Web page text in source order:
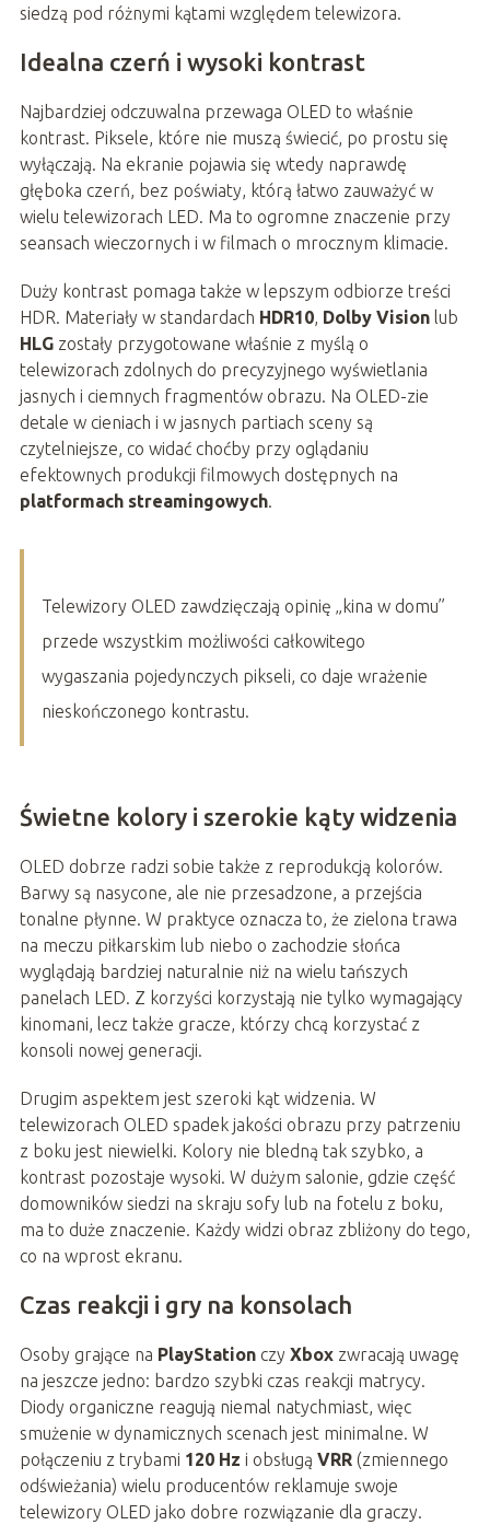
siedzą pod różnymi kątami względem telewizora.
Idealna czerń i wysoki kontrast
Najbardziej odczuwalna przewaga OLED to właśnie
kontrast. Piksele, które nie muszą świecić, po prostu się
wyłączają. Na ekranie pojawia się wtedy naprawdę
głęboka czerń, bez poświaty, którą łatwo zauważyć w
wielu telewizorach LED. Ma to ogromne znaczenie przy
seansach wieczornych i w filmach o mrocznym klimacie.
Duży kontrast pomaga także w lepszym odbiorze treści
HDR. Materiały w standardach HDR10, Dolby Visionlub
HLGzostały przygotowane właśnie z myślą o
telewizorach zdolnych do precyzyjnego wyświetlania
jasnych i ciemnych fragmentów obrazu. Na OLED-zie
detale w cieniach i w jasnych partiach sceny są
czytelniejsze, co widać choćby przy oglądaniu
efektownych produkcji filmowych dostępnych na
platformach streamingowych.
Telewizory OLED zawdzięczają opinię „kina w domu”
przede wszystkim możliwości całkowitego
wygaszania pojedynczych pikseli, co daje wrażenie
nieskończonego kontrastu.
Świetne kolory i szerokie kąty widzenia
OLED dobrze radzi sobie także z reprodukcją kolorów.
Barwy są nasycone, ale nie przesadzone, a przejścia
tonalne płynne. W praktyce oznacza to, że zielona trawa
na meczu piłkarskim lub niebo o zachodzie słońca
wyglądają bardziej naturalnie niż na wielu tańszych
panelach LED. Z korzyści korzystają nie tylko wymagający
kinomani, lecz także gracze, którzy chcą korzystać z
konsoli nowej generacji.
Drugim aspektem jest szeroki kąt widzenia. W
telewizorach OLED spadek jakości obrazu przy patrzeniu
z boku jest niewielki. Kolory nie bledną tak szybko, a
kontrast pozostaje wysoki. W dużym salonie, gdzie część
domowników siedzi na skraju sofy lub na fotelu z boku,
ma to duże znaczenie. Każdy widzi obraz zbliżony do tego,
co na wprost ekranu.
Czas reakcji i gry na konsolach
Osoby grające na PlayStationczy Xboxzwracają uwagę
na jeszcze jedno: bardzo szybki czas reakcji matrycy.
Diody organiczne reagują niemal natychmiast, więc
smużenie w dynamicznych scenach jest minimalne. W
połączeniu z trybami 120 Hz i obsługą VRR(zmiennego
odświeżania) wielu producentów reklamuje swoje
telewizory OLED jako dobre rozwiązanie dla graczy.